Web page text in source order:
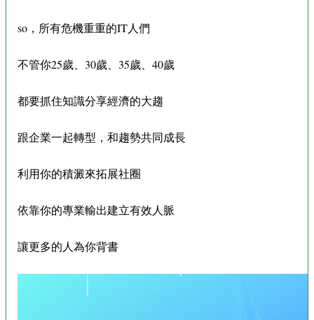
so，所有危機重重的IT人們
不管你25歲、30歲、35歲、40歲
都要抓住知識分享經濟的大趨
跟企業一起轉型，和趨勢共同成長
利用你的積澱來拓展社圈
依靠你的專業輸出建立有效人脈
讓更多的人為你背書